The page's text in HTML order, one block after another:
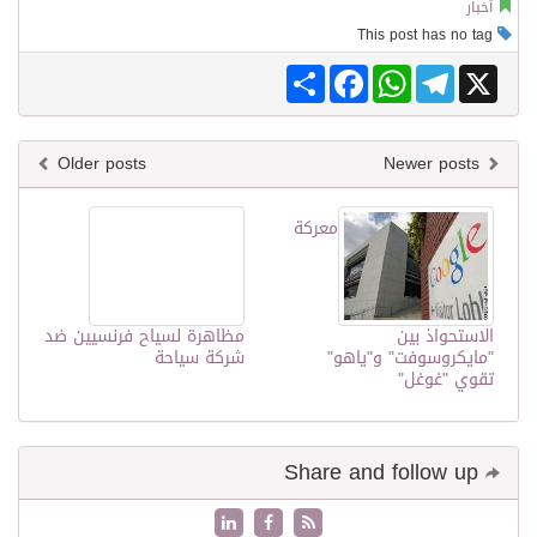
أخبار
Share
FacebookWhatsAppTelegram X
Older posts
مظاهرة لسياح فرنسيين ضد
شركة سياحة
معركة
الاستحواذ بين
"مايكروسوفت" و"ياهو"
تقوي "غوغل"